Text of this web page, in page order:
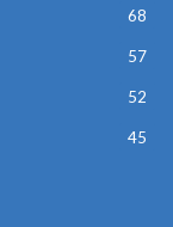
68
57
52
45